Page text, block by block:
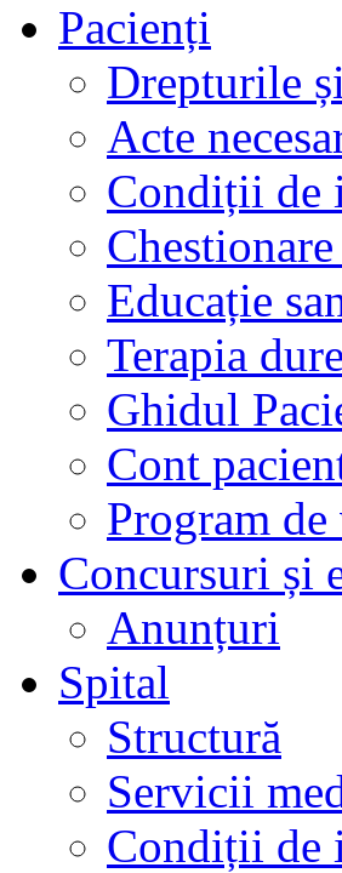
Pacienți
Drepturile
Acte
Condiții de
Educație
Terapia
Ghidul
Cont
Program
Concursuri și
Anunțuri
Spital
Structură
Servicii
Condiții de